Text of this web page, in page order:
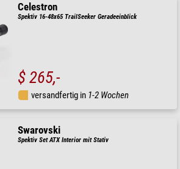
Celestron
Spektiv 16-48x65 TrailSeeker Geradeeinblick
$ 265,-
versandfertig in 1-2 Wochen
Swarovski
Spektiv Set ATX Interior mit Stativ